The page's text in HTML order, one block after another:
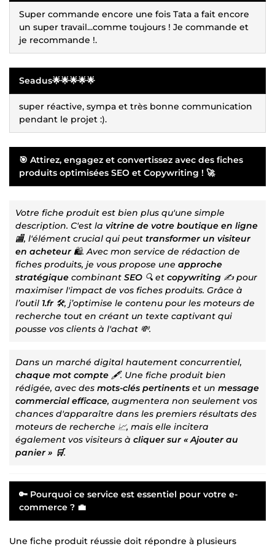
Super commande encore une fois Tata a fait encore
un super travail...comme toujours ! Je commande et
je recommande !.
Seadus🌟🌟🌟🌟🌟
super réactive, sympa et très bonne communication
pendant le projet :).
🎯 Attirez, engagez et convertissez avec des fiches
produits optimisées SEO et Copywriting ! 🚀
Votre fiche produit est bien plus qu'une simple
description. C'est la vitrine de votre boutique en ligne
🏬, l'élément crucial qui peut transformer un visiteur
en acheteur🛍️. Avec mon service de rédaction de
fiches produits, je vous propose une approche
stratégique combinant SEO 🔍 et copywriting ✍️ pour
maximiser l'impact de vos fiches produits. Grâce à
l’outil 1.fr🛠️, j’optimise le contenu pour les moteurs de
recherche tout en créant un texte captivant qui
pousse vos clients à l'achat 💸.
Dans un marché digital hautement concurrentiel,
chaque mot compte 🖋️. Une fiche produit bien
rédigée, avec des mots-clés pertinents et un message
commercial efficace, augmentera non seulement vos
chances d'apparaître dans les premiers résultats des
moteurs de recherche 📈, mais elle incitera
également vos visiteurs à cliquer sur « Ajouter au
panier » 🛒.
🔑 Pourquoi ce service est essentiel pour votre e-
commerce ? 💼
Une fiche produit réussie doit répondre à plusieurs